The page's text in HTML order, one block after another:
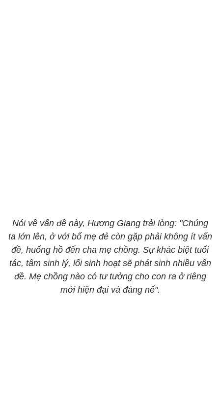
Nói về vấn đề này, Hương Giang trải lòng: "Chúng
ta lớn lên, ở với bố mẹ đẻ còn gặp phải không ít vấn
đề, huống hồ đến cha mẹ chồng. Sự khác biệt tuổi
tác, tâm sinh lý, lối sinh hoạt sẽ phát sinh nhiều vấn
đề. Mẹ chồng nào có tư tưởng cho con ra ở riêng
mới hiện đại và đáng nể".